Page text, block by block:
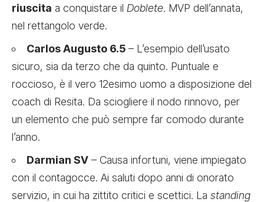
riuscita a conquistare il Doblete. MVP dell’annata,
nel rettangolo verde.
Carlos Augusto 6.5 – L’esempio dell’usato
sicuro, sia da terzo che da quinto. Puntuale e
roccioso, è il vero 12esimo uomo a disposizione del
coach di Resita. Da sciogliere il nodo rinnovo, per
un elemento che può sempre far comodo durante
l’anno.
Darmian SV – Causa infortuni, viene impiegato
con il contagocce. Ai saluti dopo anni di onorato
servizio, in cui ha zittito critici e scettici. La standing